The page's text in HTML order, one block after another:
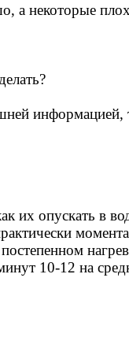
а некоторые
информацией,
их опускать в
10-12 на